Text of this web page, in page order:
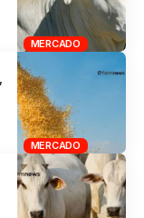
MERCADO
MERCADO